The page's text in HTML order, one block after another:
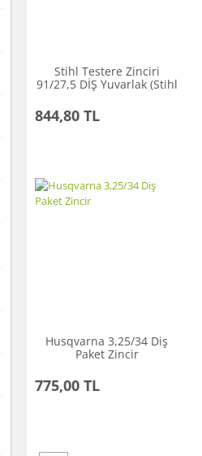
Stihl Testere Zinciri
91/27,5 DİŞ Yuvarlak (Stihl
844,80 TL
Husqvarna 3,25/34 Diş
Paket Zincir
775,00 TL